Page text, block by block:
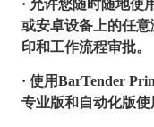
· 允许您随时随地使
或安卓设备上的任
印和工作流程审批。
· 使用BarTender
专业版和自动化版使